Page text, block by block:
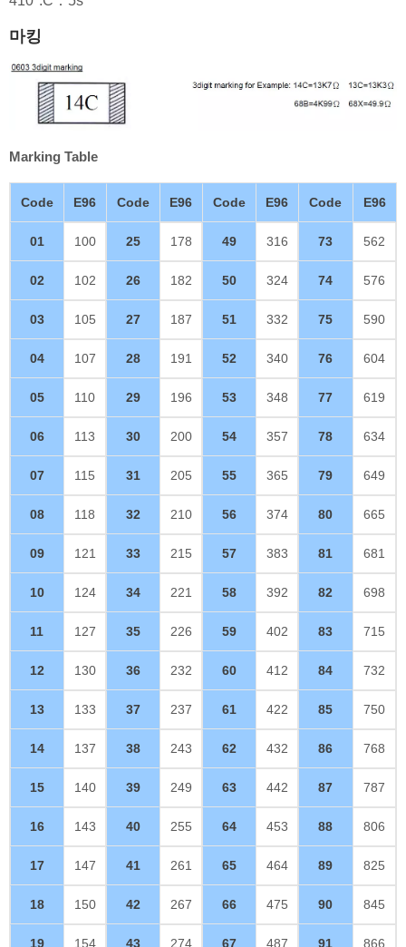
마킹
Marking Table
Code E96 Code E96 Code E96 Code E96
01 100 25 178 49 316 73 562
02 102 26 182 50 324 74 576
03 105 27 187 51 332 75 590
04 107 28 191 52 340 76 604
05 110 29 196 53 348 77 619
06 113 30 200 54 357 78 634
07 115 31 205 55 365 79 649
08 118 32 210 56 374 80 665
09 121 33 215 57 383 81 681
10 124 34 221 58 392 82 698
11 127 35 226 59 402 83 715
12 130 36 232 60 412 84 732
13 133 37 237 61 422 85 750
14 137 38 243 62 432 86 768
15 140 39 249 63 442 87 787
16 143 40 255 64 453 88 806
17 147 41 261 65 464 89 825
18 150 42 267 66 475 90 845
19 154 43 274 67 487 91 866